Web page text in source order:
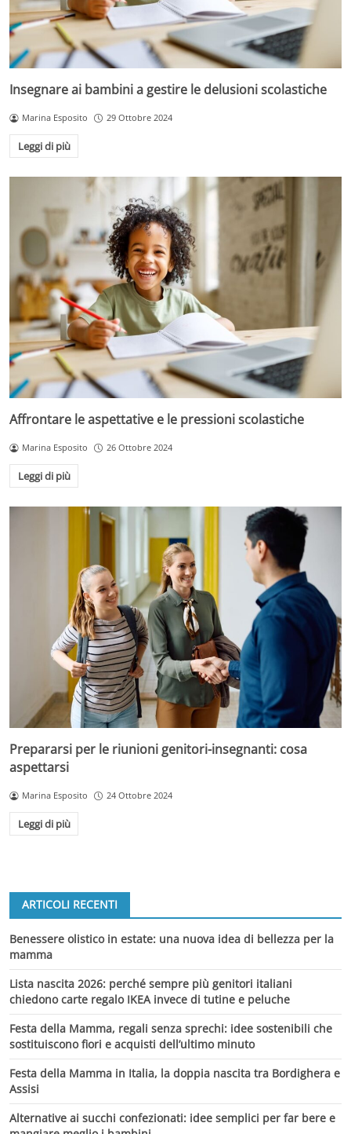
Insegnare ai bambini a gestire le delusioni scolastiche
Marina Esposito 29 Ottobre 2024
Leggi di più
Affrontare le aspettative e le pressioni scolastiche
Marina Esposito 26 Ottobre 2024
Leggi di più
Prepararsi per le riunioni genitori-insegnanti: cosa
aspettarsi
Marina Esposito 24 Ottobre 2024
Leggi di più
ARTICOLI RECENTI
Benessere olistico in estate: una nuova idea di bellezza per la
mamma
Lista nascita 2026: perché sempre più genitori italiani
chiedono carte regalo IKEA invece di tutine e peluche
Festa della Mamma, regali senza sprechi: idee sostenibili che
sostituiscono fiori e acquisti dell’ultimo minuto
Festa della Mamma in Italia, la doppia nascita tra Bordighera e
Assisi
Alternative ai succhi confezionati: idee semplici per far bere e